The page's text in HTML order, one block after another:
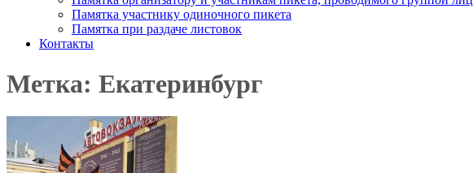
Памятка участнику одиночного пикета
Памятка при раздаче листовок
Контакты
Метка: Екатеринбург